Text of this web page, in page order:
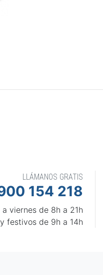
LLÁMANOS GRATIS
154 218
a viernes de 8h a 21h
festivos de 9h a 14h